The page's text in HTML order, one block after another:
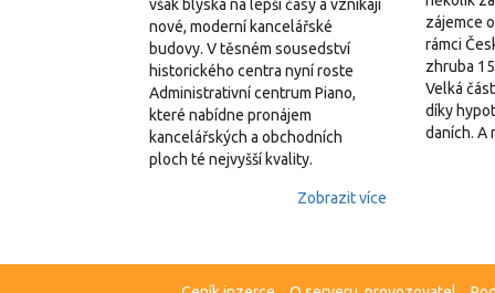
však blýská na lepší časy a vznikají
nové, moderní kancelářské
budovy. V těsném sousedství
historického centra nyní roste
Administrativní centrum Piano,
které nabídne pronájem
kancelářských a obchodních
ploch té nejvyšší kvality.
Zobrazit více
zájemce
rámci
zhruba
Velká
díky
daních. A